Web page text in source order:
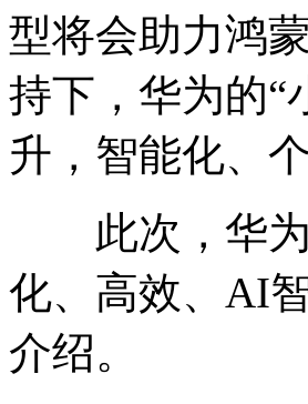
型将会助力鸿
持下，华为的“
升，智能化、
此次，华为
化、高效、AI
介绍。